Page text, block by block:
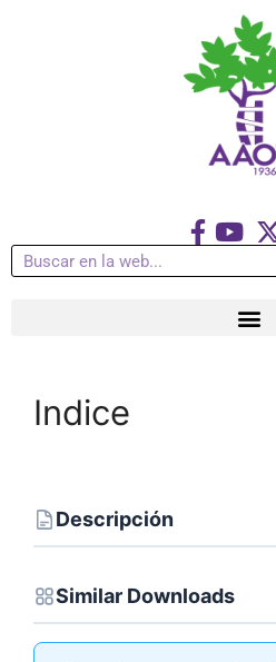
Indice
Descripción
Similar Downloads